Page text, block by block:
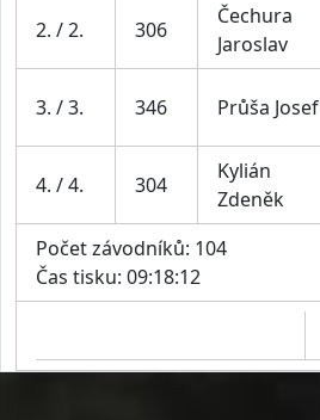
2. / 2. 306
Čechura
Jaroslav
3. / 3. 346 Průša Josef
4. / 4. 304
Kylián
Zdeněk
Počet závodníků: 104
Čas tisku: 09:18:12